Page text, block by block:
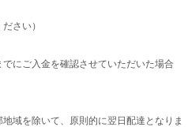
さい）
にご入金を確認させていただいた場合
域を除いて、原則的に翌日配達となりま